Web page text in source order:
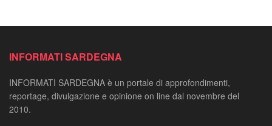
INFORMATI SARDEGNA
INFORMATI SARDEGNA è un portale di approfondimenti,
reportage, divulgazione e opinione on line dal novembre del
2010.